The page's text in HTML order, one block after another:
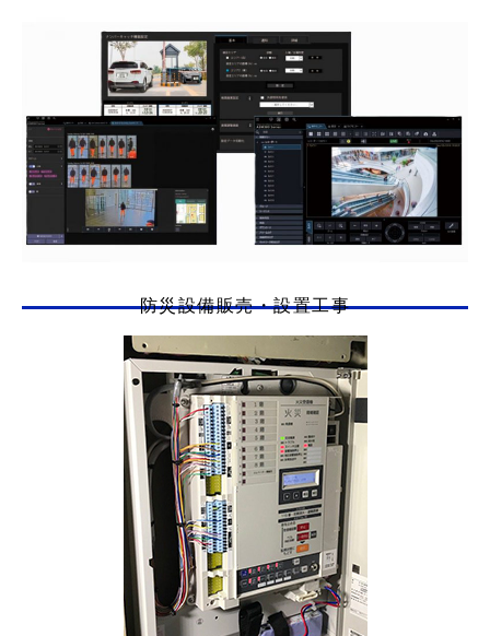
防災設備販売・設置工事